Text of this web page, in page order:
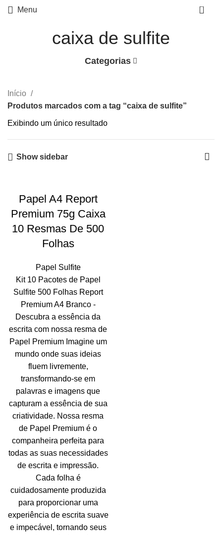
Menu 0
caixa de sulfite
Categorias
Início
Produtos marcados com a tag “caixa de sulfite”
Exibindo um único resultado
Show sidebar
Papel A4 Report
Premium 75g Caixa
10 Resmas De 500
Folhas
Papel Sulfite
Kit 10 Pacotes de Papel
Sulfite 500 Folhas Report
Premium A4 Branco -
Descubra a essência da
escrita com nossa resma de
Papel Premium Imagine um
mundo onde suas ideias
fluem livremente,
transformando-se em
palavras e imagens que
capturam a essência de sua
criatividade. Nossa resma
de Papel Premium é o
companheira perfeita para
todas as suas necessidades
de escrita e impressão.
Cada folha é
cuidadosamente produzida
para proporcionar uma
experiência de escrita suave
e impecável, tornando seus